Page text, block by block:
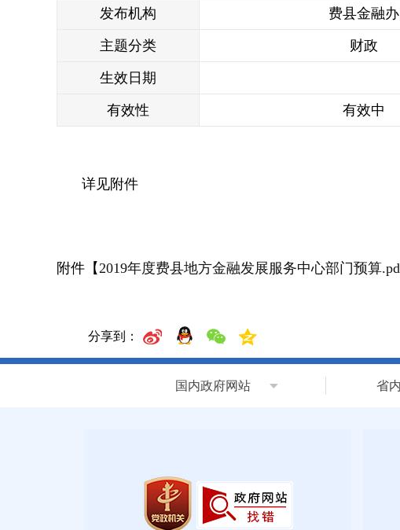
发布机构 费县金融办
主题分类 财政
生效日期
有效性 有效中
详见附件
附件【2019年度费县地方金融发展服务中心部门预算
分享到：
国内政府网站 省